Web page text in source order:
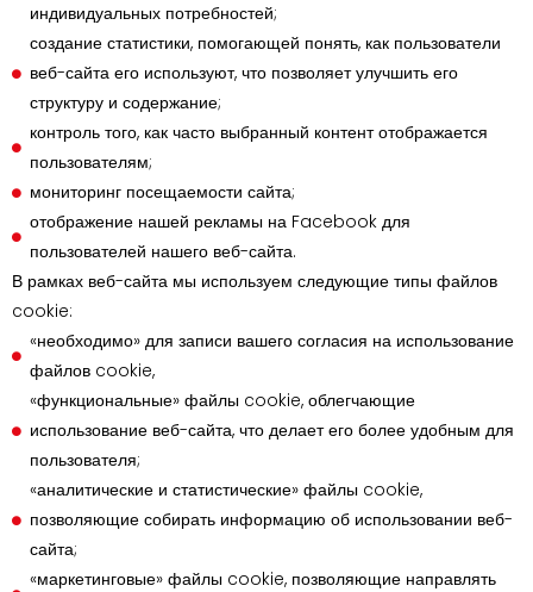
индивидуальных потребностей;
создание статистики, помогающей понять, как пользователи
веб-сайта его используют, что позволяет улучшить его
структуру и содержание;
контроль того, как часто выбранный контент отображается
пользователям;
мониторинг посещаемости сайта;
отображение нашей рекламы на Facebook для
пользователей нашего веб-сайта.
В рамках веб-сайта мы используем следующие типы файлов
cookie:
«необходимо» для записи вашего согласия на использование
файлов cookie,
«функциональные» файлы cookie, облегчающие
использование веб-сайта, что делает его более удобным для
пользователя;
«аналитические и статистические» файлы cookie,
позволяющие собирать информацию об использовании веб-
сайта;
«маркетинговые» файлы cookie, позволяющие направлять